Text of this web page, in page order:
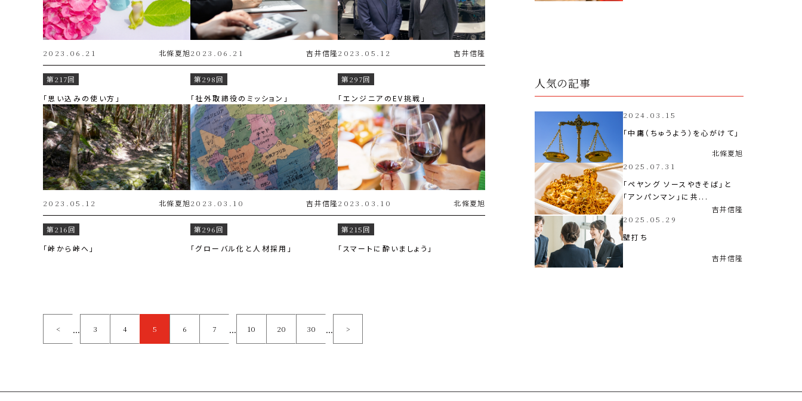
2023.06.21 北條夏旭
第217回
「思い込みの使い方」
2023.06.21 吉井信隆
第298回
「社外取締役のミッション」
2023.05.12 吉井信隆
第297回
「エンジニアのEV挑戦」
2023.05.12 北條夏旭
第216回
「峠から峠へ」
2023.03.10 吉井信隆
第296回
「グローバル化と人材採用」
2023.03.10 北條夏旭
第215回
「スマートに酔いましょう」
< ... 3 4 5 6 7 ... 10 20 30 ... >
人気の記事
2024.03.15
「中庸（ちゅうよう）を心がけて」
北條夏旭
2025.07.31
「ペヤング ソースやきそば」と
「アンパンマン」に共...
吉井信隆
2025.05.29
壁打ち
吉井信隆